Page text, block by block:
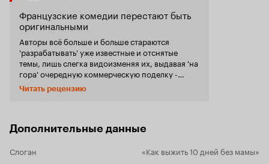
Французские комедии перестают быть
оригинальными
Авторы всё больше и больше стараются
'разрабатывать' уже известные и отснятые
темы, лишь слегка видоизменяя их, выдавая 'на
гора' очередную коммерческую поделку -
'жвачку'. Так и в этом фильме при отъезде
великолепной предводительницы 'племени
напасти традиционно сваливающиеся сюжетно
в подобных фильмах - от травм, до потопов. И
это настолько обыденно, что может быть
Читать рецензию
Дополнительные данные
Слоган
«Как выжить 10 дней без мамы»